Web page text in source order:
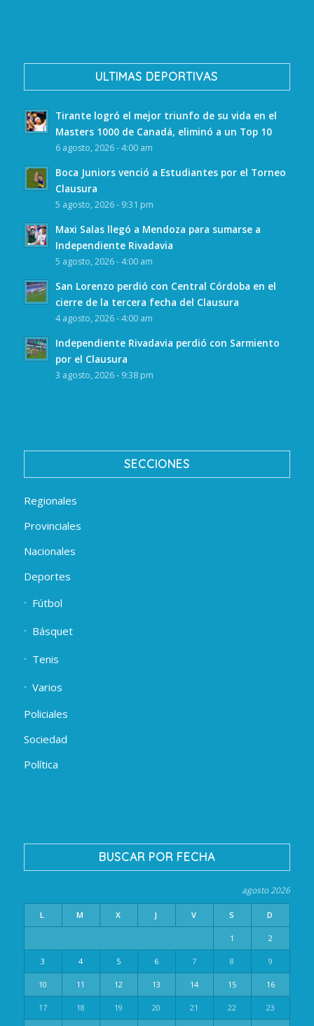
ULTIMAS DEPORTIVAS
Tirante logró el mejor triunfo de su vida en el
Masters 1000 de Canadá, eliminó a un Top 10
6 agosto, 2026 - 4:00 am
Boca Juniors venció a Estudiantes por el Torneo
Clausura
5 agosto, 2026 - 9:31 pm
Maxi Salas llegó a Mendoza para sumarse a
Independiente Rivadavia
5 agosto, 2026 - 4:00 am
San Lorenzo perdió con Central Córdoba en el
cierre de la tercera fecha del Clausura
4 agosto, 2026 - 4:00 am
Independiente Rivadavia perdió con Sarmiento
por el Clausura
3 agosto, 2026 - 9:38 pm
SECCIONES
Regionales
Provinciales
Nacionales
Deportes
Fútbol
Básquet
Tenis
Varios
Policiales
Sociedad
Política
BUSCAR POR FECHA
agosto 2026
L M X J V S D
1 2
3 4 5 6 7 8 9
10 11 12 13 14 15 16
17 18 19 20 21 22 23